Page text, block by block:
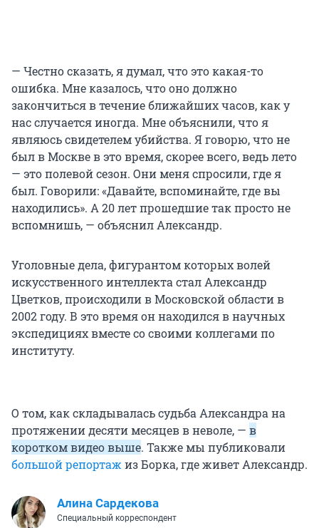
— Честно сказать, я думал, что это какая-то
ошибка. Мне казалось, что оно должно
закончиться в течение ближайших часов, как у
нас случается иногда. Мне объяснили, что я
являюсь свидетелем убийства. Я говорю, что не
был в Москве в это время, скорее всего, ведь лето
— это полевой сезон. Они меня спросили, где я
был. Говорили: «Давайте, вспоминайте, где вы
находились». А 20 лет прошедшие так просто не
вспомнишь, — объяснил Александр.
Уголовные дела, фигурантом которых волей
искусственного интеллекта стал Александр
Цветков, происходили в Московской области в
2002 году. В это время он находился в научных
экспедициях вместе со своими коллегами по
институту.
О том, как складывалась судьба Александра на
протяжении десяти месяцев в неволе, — в
коротком видео выше. Также мы публиковали
большой репортаж из Борка, где живет Александр.
Алина Сардекова
Специальный корреспондент